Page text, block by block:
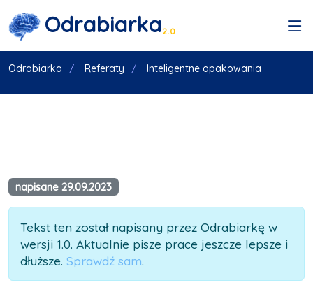
Odrabiarka2.0
Odrabiarka Referaty Inteligentne opakowania
napisane 29.09.2023
Tekst ten został napisany przez Odrabiarkę w
wersji 1.0. Aktualnie pisze prace jeszcze lepsze i
dłuższe. Sprawdź sam.